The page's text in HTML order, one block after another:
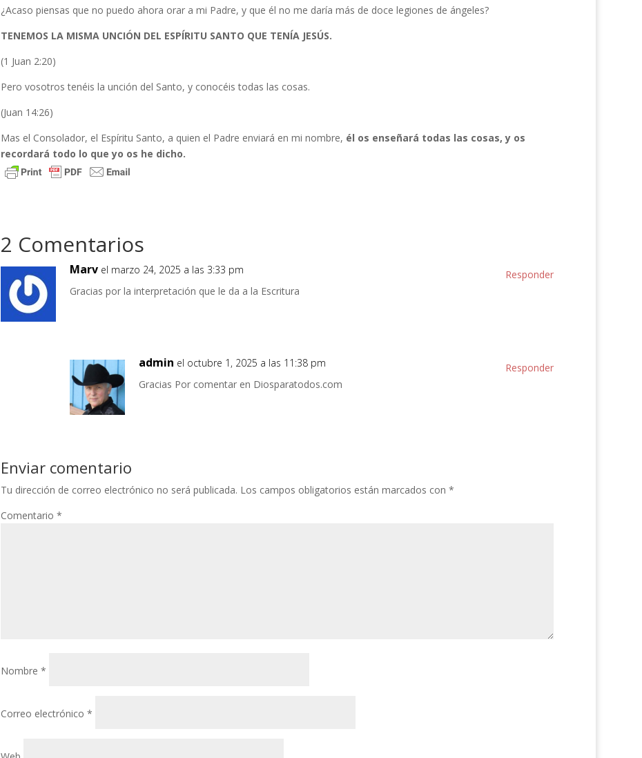
¿Acaso piensas que no puedo ahora orar a mi Padre, y que él no me daría más de doce legiones de ángeles?
TENEMOS LA MISMA UNCIÓN DEL ESPÍRITU SANTO QUE TENÍA JESÚS.
(1 Juan 2:20)
Pero vosotros tenéis la unción del Santo, y conocéis todas las cosas.
(Juan 14:26)
Mas el Consolador, el Espíritu Santo, a quien el Padre enviará en mi nombre, él os enseñará todas las cosas, y os
recordará todo lo que yo os he dicho.
2 Comentarios
Marv el marzo 24, 2025 a las 3:33 pm
Gracias por la interpretación que le da a la Escritura
Responder
admin el octubre 1, 2025 a las 11:38 pm
Gracias Por comentar en Diosparatodos.com
Responder
Enviar comentario
Tu dirección de correo electrónico no será publicada. Los campos obligatorios están marcados con *
Comentario *
Nombre *
Correo electrónico *